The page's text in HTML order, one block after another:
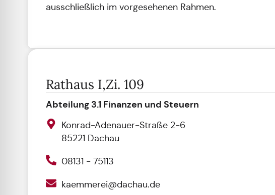
ausschließlich im vorgesehenen Rahmen.
Rathaus I,Zi. 109
Abteilung 3.1 Finanzen und Steuern
Konrad-Adenauer-Straße 2-6
85221 Dachau
08131 - 75113
kaemmerei@dachau.de